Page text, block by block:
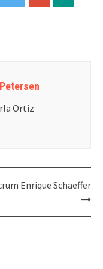
Ortiz
Enrique Schaeffer